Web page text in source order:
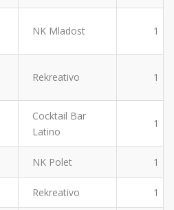
NK Mladost 1
Rekreativo 1
Cocktail Bar
Latino
1
NK Polet 1
Rekreativo 1